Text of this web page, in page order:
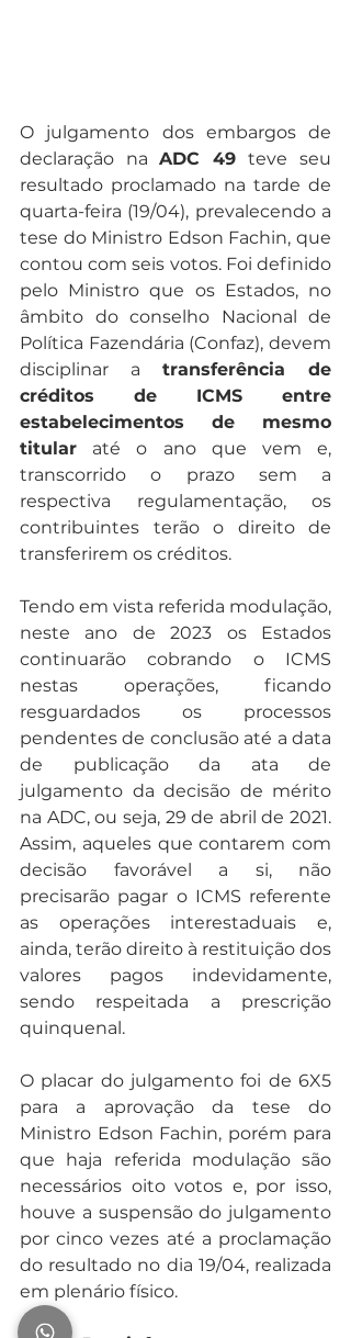
O julgamento dos embargos de
declaração na ADC 49 teve seu
resultado proclamado na tarde de
quarta-feira (19/04), prevalecendo a
tese do Ministro Edson Fachin, que
contou com seis votos. Foi definido
pelo Ministro que os Estados, no
âmbito do conselho Nacional de
Política Fazendária (Confaz), devem
disciplinar a transferência de
créditos de ICMS entre
estabelecimentos de mesmo
titular até o ano que vem e,
transcorrido o prazo sem a
respectiva regulamentação, os
contribuintes terão o direito de
transferirem os créditos.
Tendo em vista referida modulação,
neste ano de 2023 os Estados
continuarão cobrando o ICMS
nestas operações, ficando
resguardados os processos
pendentes de conclusão até a data
de publicação da ata de
julgamento da decisão de mérito
na ADC, ou seja, 29 de abril de 2021.
Assim, aqueles que contarem com
decisão favorável a si, não
precisarão pagar o ICMS referente
as operações interestaduais e,
ainda, terão direito à restituição dos
valores pagos indevidamente,
sendo respeitada a prescrição
quinquenal.
O placar do julgamento foi de 6X5
para a aprovação da tese do
Ministro Edson Fachin, porém para
que haja referida modulação são
necessários oito votos e, por isso,
houve a suspensão do julgamento
por cinco vezes até a proclamação
do resultado no dia 19/04, realizada
em plenário físico.